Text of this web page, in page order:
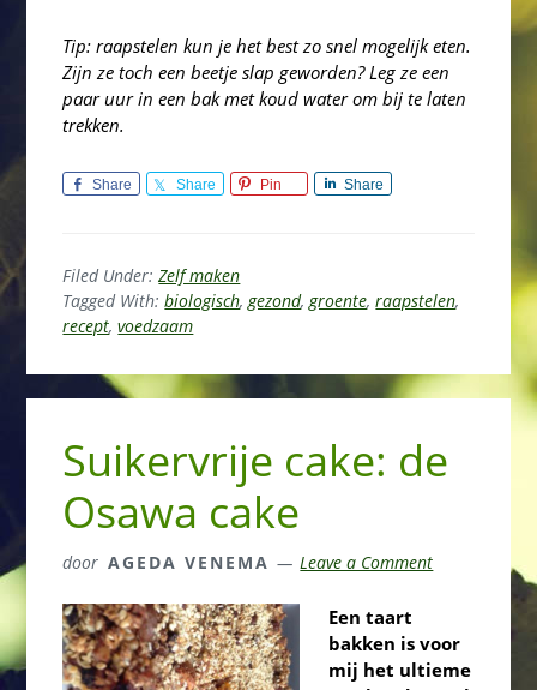
Tip: raapstelen kun je het best zo snel mogelijk eten.
Zijn ze toch een beetje slap geworden? Leg ze een
paar uur in een bak met koud water om bij te laten
trekken.
Share Share Pin Share
Filed Under:Zelf maken
Tagged With:biologisch,gezond,groente,raapstelen,
recept,voedzaam
Suikervrije cake: de
Osawa cake
door AGEDA VENEMA Leave a Comment
Een taart
bakken is voor
mij het ultieme